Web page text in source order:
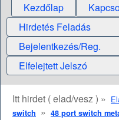
Kezdőlap
Hirdetés Feladás
Bejelentkezés/Reg.
Elfelejtett Jelszó
Itt hirdet ( elad/vesz ) »
switch » 48 port switch